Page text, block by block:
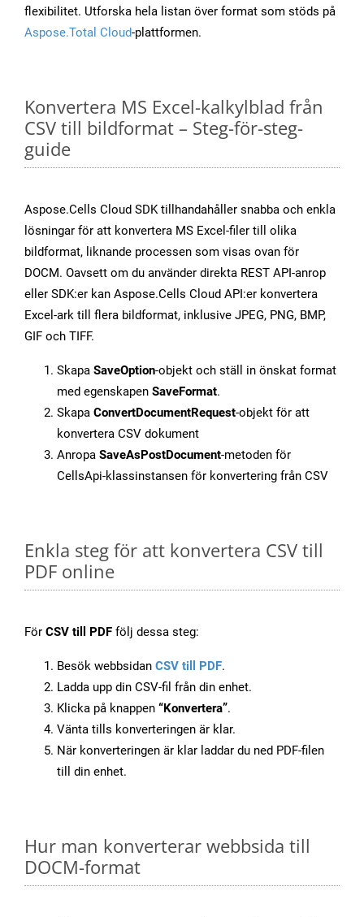
flexibilitet. Utforska hela listan över format som stöds på
Aspose.Total Cloud-plattformen.
Konvertera MS Excel-kalkylblad från
CSV till bildformat – Steg-för-steg-
guide
Aspose.Cells Cloud SDK tillhandahåller snabba och enkla
lösningar för att konvertera MS Excel-filer till olika
bildformat, liknande processen som visas ovan för
DOCM. Oavsett om du använder direkta REST API-anrop
eller SDK:er kan Aspose.Cells Cloud API:er konvertera
Excel-ark till flera bildformat, inklusive JPEG, PNG, BMP,
GIF och TIFF.
Skapa SaveOption-objekt och ställ in önskat format
med egenskapen SaveFormat.
Skapa ConvertDocumentRequest-objekt för att
konvertera CSV dokument
Anropa SaveAsPostDocument-metoden för
CellsApi-klassinstansen för konvertering från CSV
Enkla steg för att konvertera CSV till
PDF online
För CSV till PDF följ dessa steg:
Besök webbsidan CSV till PDF.
Ladda upp din CSV-fil från din enhet.
Klicka på knappen “Konvertera”.
Vänta tills konverteringen är klar.
När konverteringen är klar laddar du ned PDF-filen
till din enhet.
Hur man konverterar webbsida till
DOCM-format